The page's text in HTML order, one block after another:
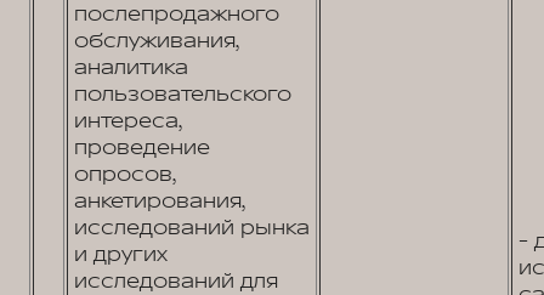
послепродажного
обслуживания,
аналитика
пользовательского
интереса,
проведение
опросов,
анкетирования,
исследований рынка
и других
исследований для
-